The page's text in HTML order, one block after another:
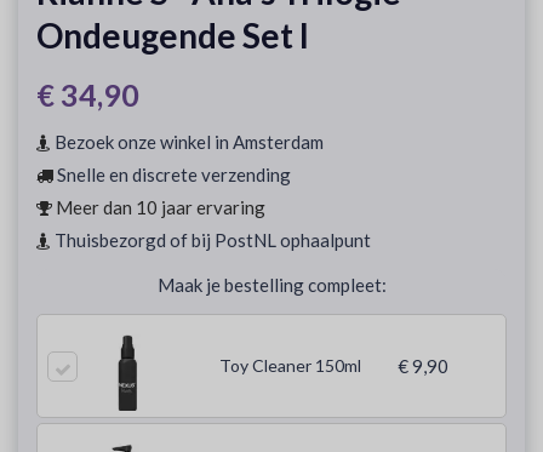
Ondeugende Set I
€ 34,90
Bezoek onze winkel in Amsterdam
Snelle en discrete verzending
Meer dan 10 jaar ervaring
Thuisbezorgd of bij PostNL ophaalpunt
Maak je bestelling compleet:
Toy Cleaner 150ml € 9,90